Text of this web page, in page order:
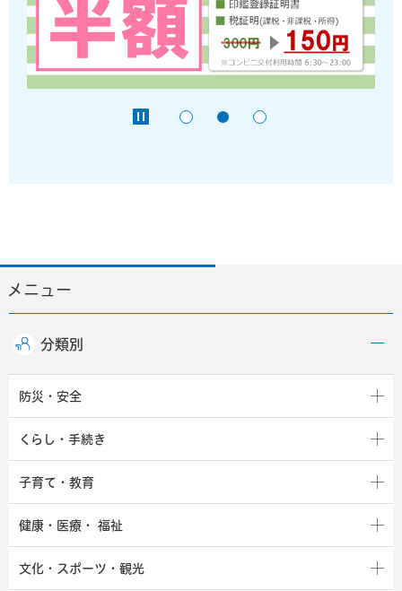
メニュー
分類別
防災・安全
くらし・手続き
子育て・教育
健康・医療・ 福祉
文化・スポーツ・観光